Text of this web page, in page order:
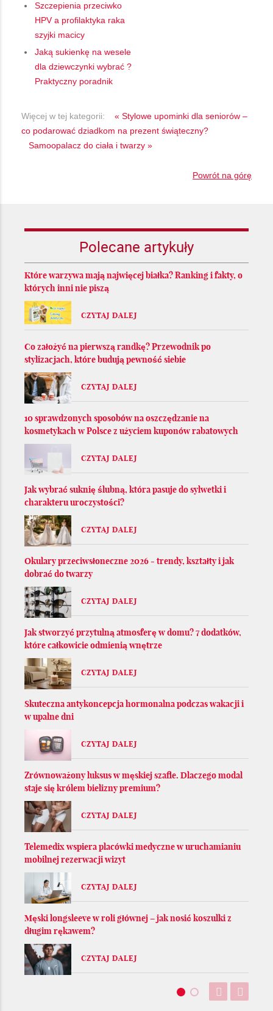
Szczepienia przeciwko
HPV a profilaktyka raka
szyjki macicy
Jaką sukienkę na wesele
dla dziewczynki wybrać ?
Praktyczny poradnik
Więcej w tej kategorii:
« Stylowe upominki dla seniorów –
co podarować dziadkom na prezent świąteczny?
Samoopalacz do ciała i twarzy »
Powrót na górę
Polecane artykuły
Które warzywa mają najwięcej białka? Ranking i fakty, o
których inni nie piszą
CZYTAJ DALEJ
Co założyć na pierwszą randkę? Przewodnik po
stylizacjach, które budują pewność siebie
CZYTAJ DALEJ
10 sprawdzonych sposobów na oszczędzanie na
kosmetykach w Polsce z użyciem kuponów rabatowych
CZYTAJ DALEJ
Jak wybrać suknię ślubną, która pasuje do sylwetki i
charakteru uroczystości?
CZYTAJ DALEJ
Okulary przeciwsłoneczne 2026 - trendy, kształty i jak
dobrać do twarzy
CZYTAJ DALEJ
Jak stworzyć przytulną atmosferę w domu? 7 dodatków,
które całkowicie odmienią wnętrze
CZYTAJ DALEJ
Skuteczna antykoncepcja hormonalna podczas wakacji i
w upalne dni
CZYTAJ DALEJ
Zrównoważony luksus w męskiej szafie. Dlaczego modal
staje się królem bielizny premium?
CZYTAJ DALEJ
Telemedix wspiera placówki medyczne w uruchamianiu
mobilnej rezerwacji wizyt
CZYTAJ DALEJ
Męski longsleeve w roli głównej – jak nosić koszulki z
długim rękawem?
CZYTAJ DALEJ